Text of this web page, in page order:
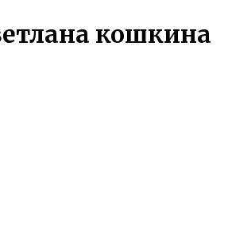
кошкина